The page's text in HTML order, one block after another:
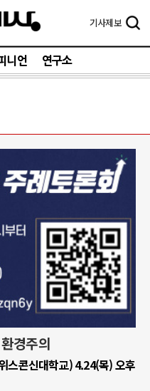
기사제보
니언 연구소
경주의
스콘신대학교) 4.24(목) 오후